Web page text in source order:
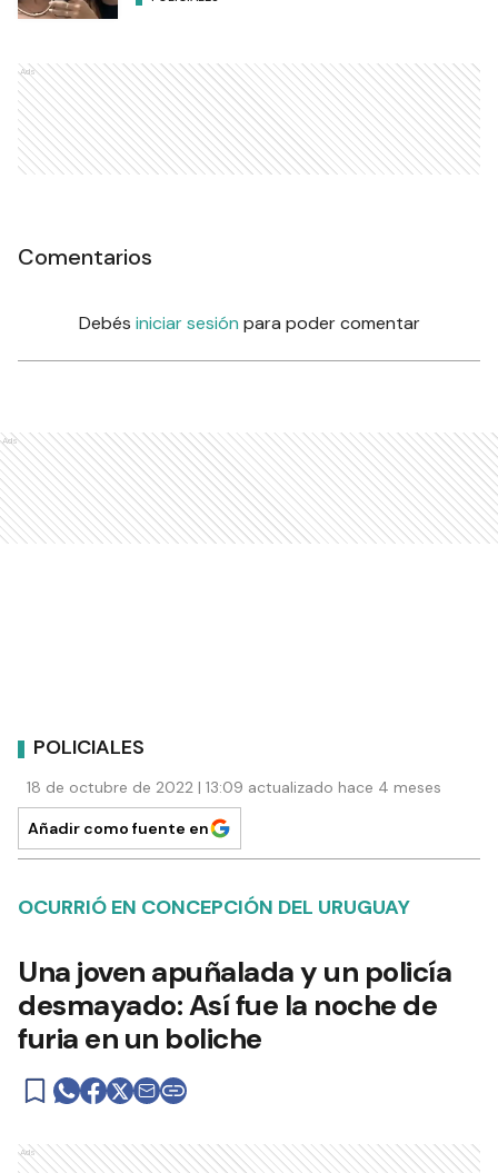
Ads
Comentarios
Debés iniciar sesión para poder comentar
Ads
POLICIALES
18 de octubre de 2022 | 13:09 actualizado hace 4 meses
Añadir como fuente en
OCURRIÓ EN CONCEPCIÓN DEL URUGUAY
Una joven apuñalada y un policía
desmayado: Así fue la noche de
furia en un boliche
Ads